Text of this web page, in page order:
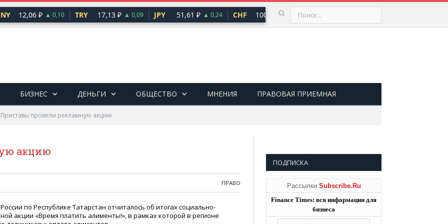
12,06 ₽ ▲ 0,10 TRY 17,13 ₽ ▲ 0,09 JPY 51,61 ₽ ▲ 0,24 CHF 100,66 ₽ ▲ 0,73 USD
БИЗНЕС ДЕНЬГИ ОБЩЕСТВО МНЕНИЯ ПРАВОВАЯ ПРИЕМНАЯ
Приставы провели рекламную акцию
акцию
ПРАВО
по Республике Татарстан отчиталось об итогах социально-
акции «Время платить алименты!», в рамках которой в регионе
ПОДПИСКА
Рассылки Subscribe.Ru
Finance Times: вся информация для
бизнеса